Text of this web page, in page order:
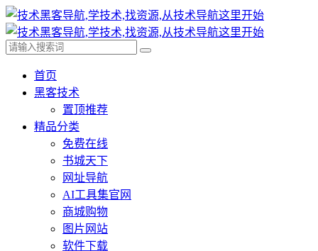
首页
黑客技术
置顶推荐
精品分类
免费在线
书城天下
网址导航
AI工具集官网
商城购物
图片网站
软件下载